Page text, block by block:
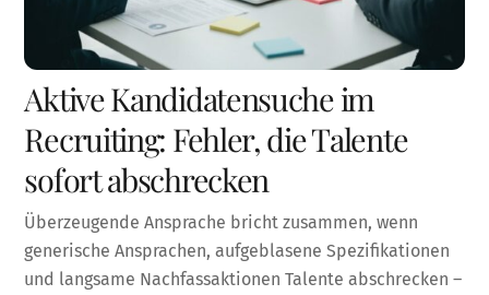
Aktive Kandidatensuche im
Recruiting: Fehler, die Talente
sofort abschrecken
Überzeugende Ansprache bricht zusammen, wenn
generische Ansprachen, aufgeblasene Spezifikationen
und langsame Nachfassaktionen Talente abschrecken –